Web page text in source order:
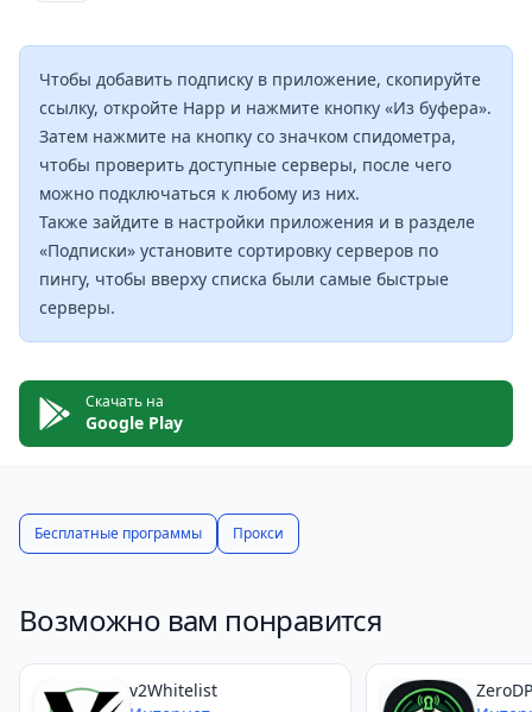
подключения.
Простой и интуитивный интерфейс.
Минимальное потребление памяти и батареи.
Поддержка нескольких конфигураций сетевых
параметров.
Регулярные обновления от разработчика.
Функционал и возможности
Пользователь может настраивать различные
параметры сетевого подключения без
предоставляет быстрый доступ к основным
инструментам управления интернет-соединением.
Есть возможность сохранять несколько
ними в зависимости от текущих потребностей.
Дополнительные опции позволяют контролировать
подключения. Утилита работает как в фоновом
зависимости от настроек пользователя.
Чтобы добавить подписку в приложение, скопируйте
ссылку, откройте Happ и нажмите кнопку «Из буфера».
Затем нажмите на кнопку со значком спидометра,
чтобы проверить доступные серверы, после чего
можно подключаться к любому из них.​​
Также зайдите в настройки приложения и в разделе
«Подписки» установите сортировку серверов по
пингу, чтобы вверху списка были самые быстрые
серверы.
Скачать на
Google Play
Бесплатные программы Прокси
Возможно вам понравится
v2Whitelist